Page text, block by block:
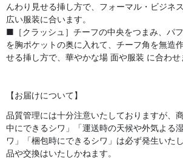
んわり見せる挿し方で、フォーマル・ビジネ
広い服装に合います。
■［クラッシュ］チーフの中央をつまみ、パ
を胸ポケットの奥に入れて、チーフ角を無造
せる挿し方で、華やかな場 面や服装 に合わせ
【お届けについて】
品質管理には十分注意いたしておりますが、
中にできるシワ」「運送時の天候や外気よる
ワ」「梱包時にできるシワ」は必ず発生いた
品や交換はいたしかねます。